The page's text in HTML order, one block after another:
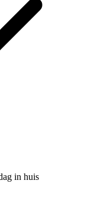
in huis